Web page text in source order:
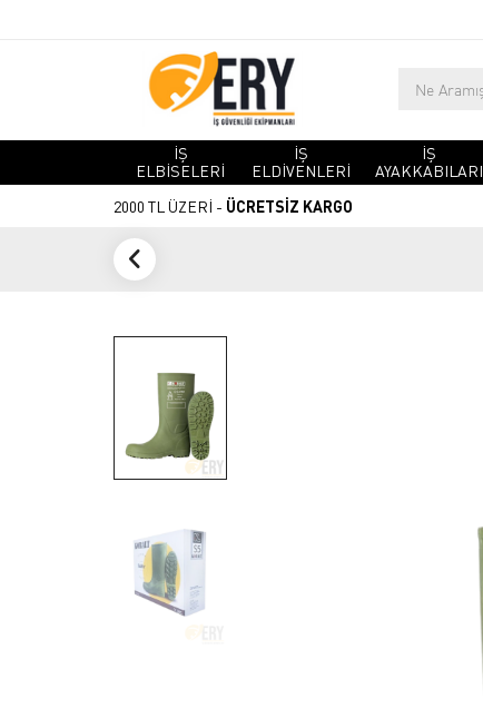
İŞ
ELBİSELERİ
İŞ
ELDİVENLERİ
İŞ
AYAKKABILARI
2000 TL ÜZERİ - ÜCRETSİZ KARGO